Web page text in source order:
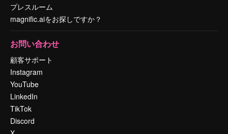
プレスルーム
magnific.aiをお探しですか？
お問い合わせ
顧客サポート
Instagram
YouTube
LinkedIn
TikTok
Discord